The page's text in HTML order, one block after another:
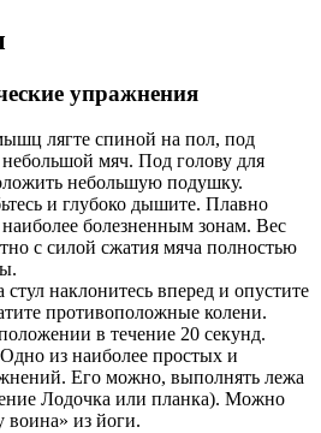
упражнения
лягте спиной на пол, под
мяч. Под голову для
небольшую подушку.
и глубоко дышите. Плавно
болезненным зонам. Вес
с силой сжатия мяча полностью
стул наклонитесь вперед и опустите
противоположные колени.
в течение 20 секунд.
из наиболее простых и
Его можно, выполнять лежа
Лодочка или планка). Можно
воина» из йоги.